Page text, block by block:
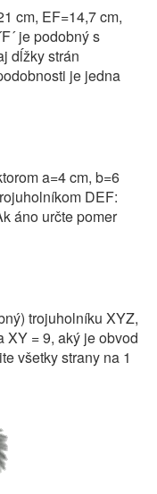
cm, EF=14,7 cm,
je podobný s
dĺžky strán
je jedna
a=4 cm, b=6
DEF:
áno určte pomer
trojuholníku XYZ,
XY = 9, aký je obvod
všetky strany na 1